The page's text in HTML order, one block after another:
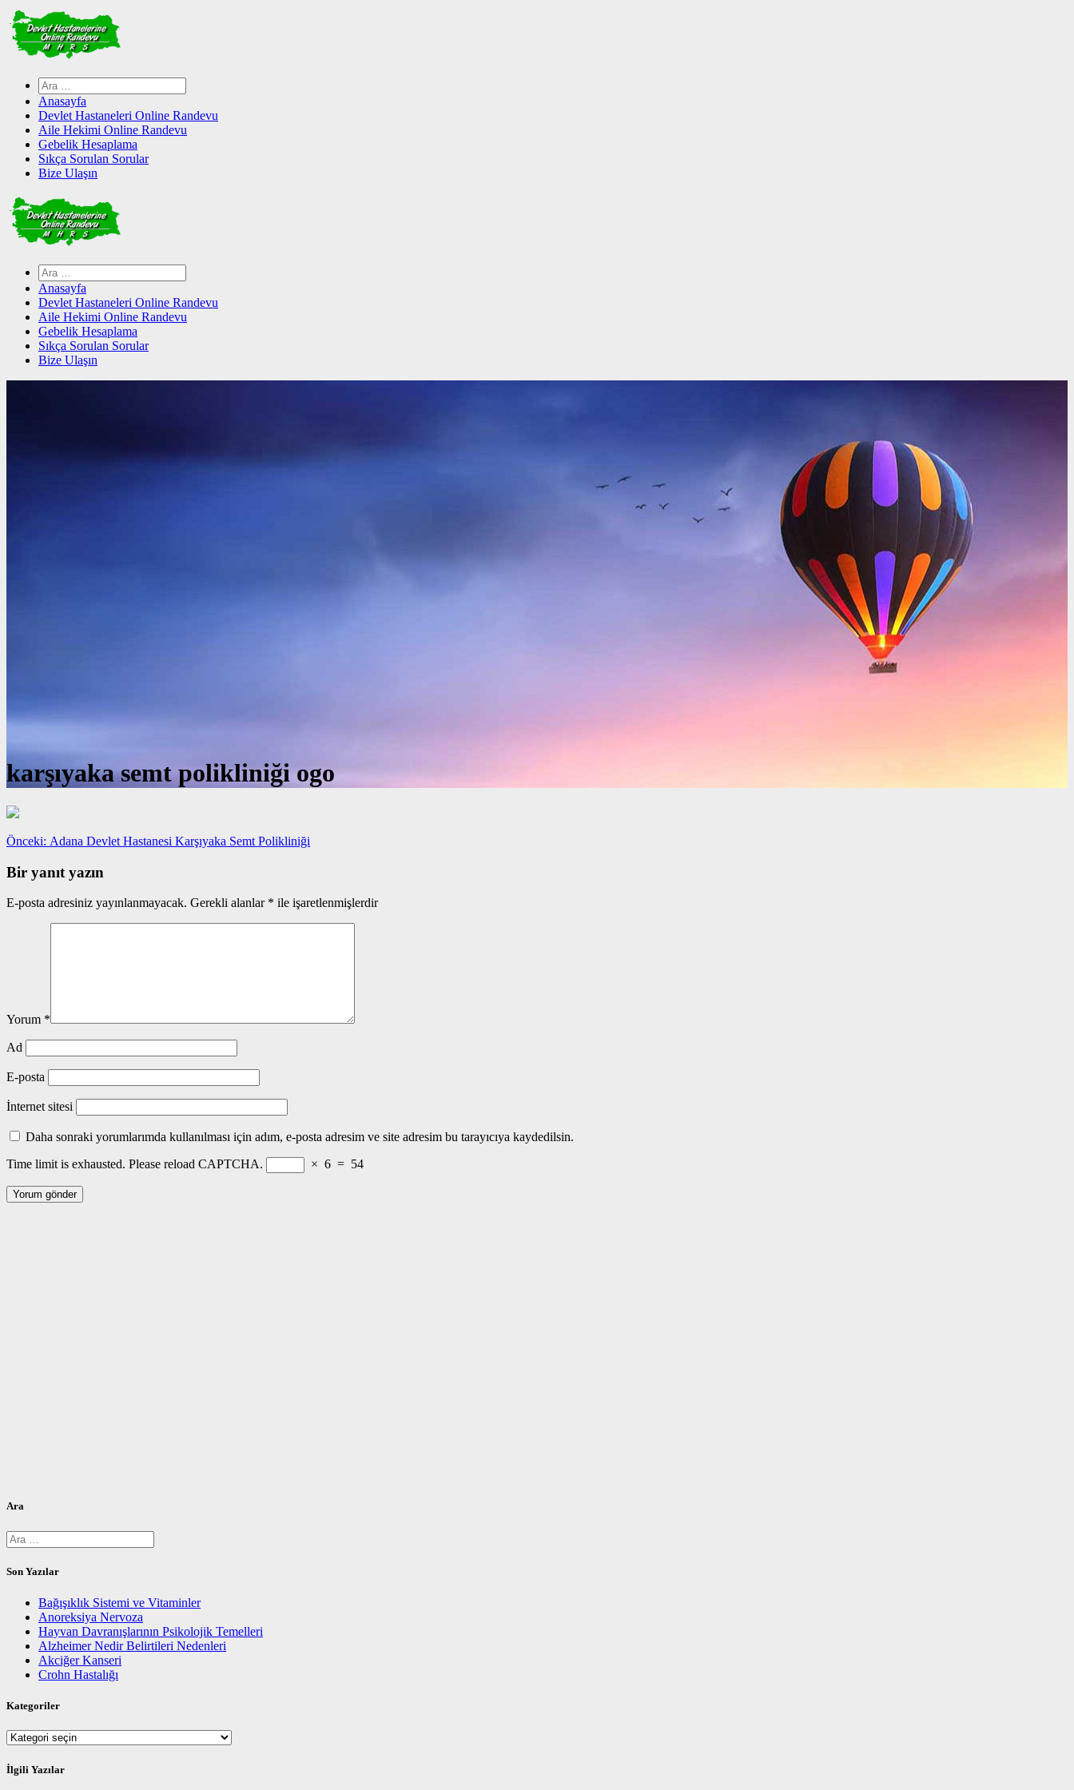
Skip
to
content
Arama:
Anasayfa
Devlet Hastaneleri Online Randevu
Aile Hekimi Online Randevu
Gebelik Hesaplama
Sıkça Sorulan Sorular
Bize Ulaşın
Arama:
Anasayfa
Devlet Hastaneleri Online Randevu
Aile Hekimi Online Randevu
Gebelik Hesaplama
Sıkça Sorulan Sorular
Bize Ulaşın
karşıyaka semt polikliniği ogo
Yazı
gezinmesi
Önceki: Önceki
Adana Devlet Hastanesi Karşıyaka Semt Polikliniği
Bir yanıt yazın
E-posta adresiniz yayınlanmayacak. Gerekli alanlar * ile işaretlenmişlerdir
Yorum *
Ad
E-posta
İnternet sitesi
Daha sonraki yorumlarımda kullanılması için adım, e-posta adresim ve site adresim bu tarayıcıya kaydedilsin.
Time limit is exhausted. Please reload CAPTCHA.
× 6 = 54
Ara
Arama:
Son Yazılar
Bağışıklık Sistemi ve Vitaminler
Anoreksiya Nervoza
Hayvan Davranışlarının Psikolojik Temelleri
Alzheimer Nedir Belirtileri Nedenleri
Akciğer Kanseri
Crohn Hastalığı
Kategoriler
Kategoriler
İlgili Yazılar